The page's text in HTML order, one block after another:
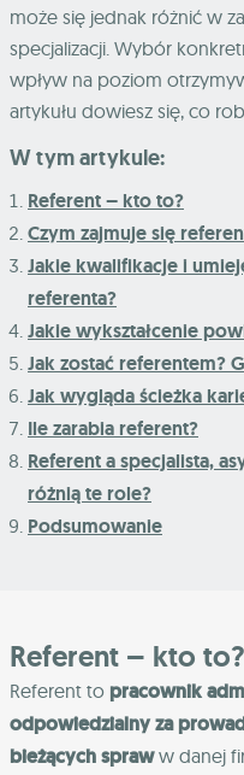
może się jednak różnić w
specjalizacji. Wybór
wpływ na poziom
artykułu dowiesz się, co
W tym artykule:
Referent – kto to?
Czym zajmuje się
Jakie kwalifikacje i
referenta?
Jakie wykształcenie
Jak zostać referentem?
Jak wygląda ścieżka
Ile zarabia referent?
Referent a specjalista,
różnią te role?
Podsumowanie
Referent – kto to?
Referent to pracownik
odpowiedzialny za
bieżących spraww danej